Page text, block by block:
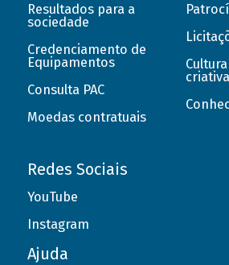
Resultados para a
sociedade
Credenciamento de
Equipamentos
Consulta PAC
Moedas contratuais
criativa
Redes Sociais
YouTube
Instagram
Ajuda